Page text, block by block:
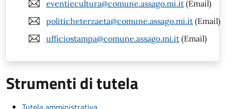
eventiecultura@comune.assago.mi.it (Email)
politicheterzaeta@comune.assago.mi.it (Email)
ufficiostampa@comune.assago.mi.it (Email)
Strumenti di tutela